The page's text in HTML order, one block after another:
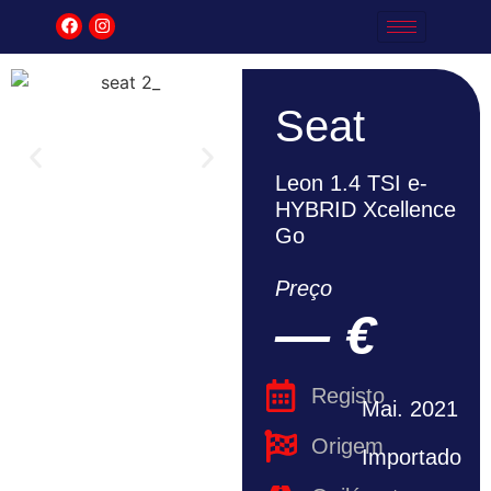
Seat
Leon 1.4 TSI e-
HYBRID Xcellence
Go
Preço
— €
Registo
Origem
Mai. 2021
Importado